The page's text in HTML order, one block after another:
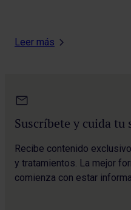
Leer más
Suscríbete y cuida tu
Recibe contenido
y tratamientos. La mejor
comienza con estar